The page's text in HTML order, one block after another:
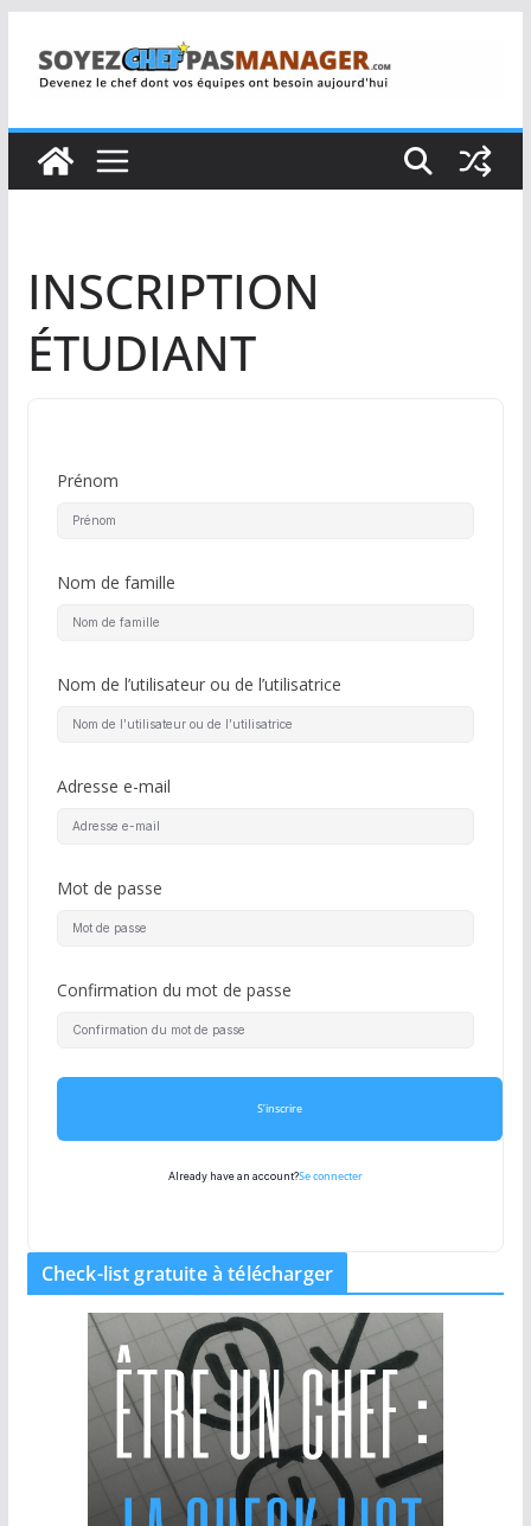
contenu
INSCRIPTION
ÉTUDIANT
Prénom
Nom de famille
Nom de l’utilisateur ou de l’utilisatrice
Adresse e-mail
Mot de passe
Confirmation du mot de passe
S’inscrire
Already have an account?Se connecter
Check-list gratuite à télécharger